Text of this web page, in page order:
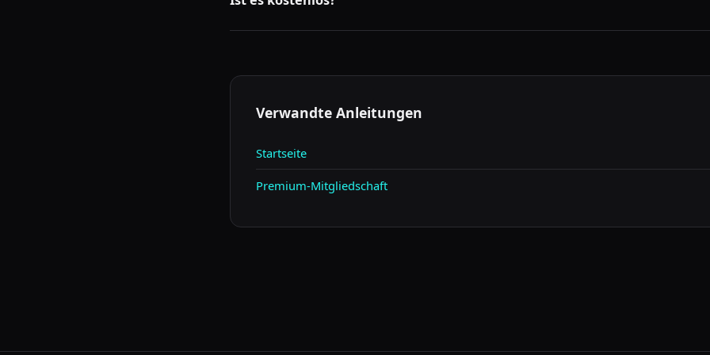
Verwandte Anleitungen
Startseite
Premium-Mitgliedschaft